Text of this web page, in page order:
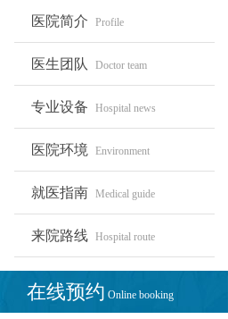
医院简介 Profile
医生团队 Doctor team
专业设备 Hospital news
医院环境 Environment
就医指南 Medical guide
来院路线 Hospital route
在线预约 Online booking